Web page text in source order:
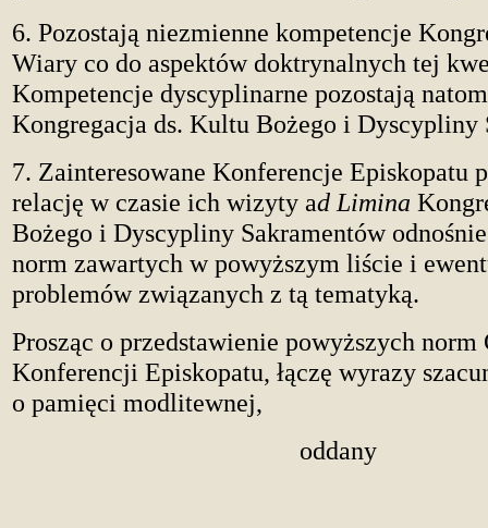
6. Pozostają niezmienne kompetencje
Wiary co do aspektów doktrynalnych tej
Kompetencje dyscyplinarne pozostają
Kongregacja ds. Kultu Bożego i Dyscypliny
7. Zainteresowane Konferencje Episkopatu
relację w czasie ich wizyty ad Limina
Bożego i Dyscypliny Sakramentów
norm zawartych w powyższym liście i
problemów związanych z tą tematyką.
Prosząc o przedstawienie powyższych norm
Konferencji Episkopatu, łączę wyrazy
o pamięci modlitewnej,
oddany